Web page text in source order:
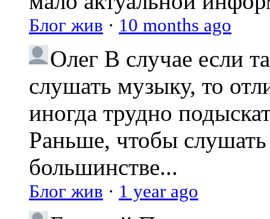
Блог жив · 10 months ago
Олег В случае если
слушать музыку, то
иногда трудно
Раньше, чтобы слушать
большинстве...
Блог жив · 1 year ago